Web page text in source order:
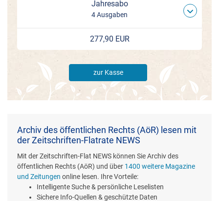
Jahresabo
4 Ausgaben
277,90 EUR
zur Kasse
Archiv des öffentlichen Rechts (AöR) lesen mit
der Zeitschriften-Flatrate NEWS
Mit der Zeitschriften-Flat NEWS können Sie Archiv des
öffentlichen Rechts (AöR) und über 1400 weitere Magazine
und Zeitungen online lesen. Ihre Vorteile:
Intelligente Suche & persönliche Leselisten
Sichere Info-Quellen & geschützte Daten